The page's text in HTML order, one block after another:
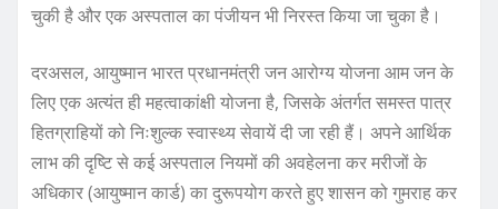
चुकी है और एक अस्पताल का पंजीयन भी निरस्त किया जा चुका है।
दरअसल, आयुष्मान भारत प्रधानमंत्री जन आरोग्य योजना आम जन के
लिए एक अत्यंत ही महत्वाकांक्षी योजना है, जिसके अंतर्गत समस्त पात्र
हितग्राहियों को निःशुल्क स्वास्थ्य सेवायें दी जा रही हैं। अपने आर्थिक
लाभ की दृष्टि से कई अस्पताल नियमों की अवहेलना कर मरीजों के
अधिकार (आयुष्मान कार्ड) का दुरूपयोग करते हुए शासन को गुमराह कर